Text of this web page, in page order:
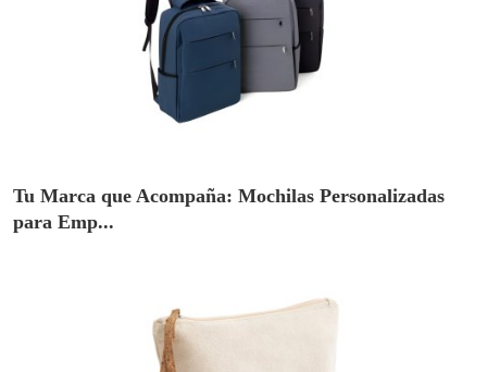
Tu Marca que Acompaña: Mochilas Personalizadas
para Emp...